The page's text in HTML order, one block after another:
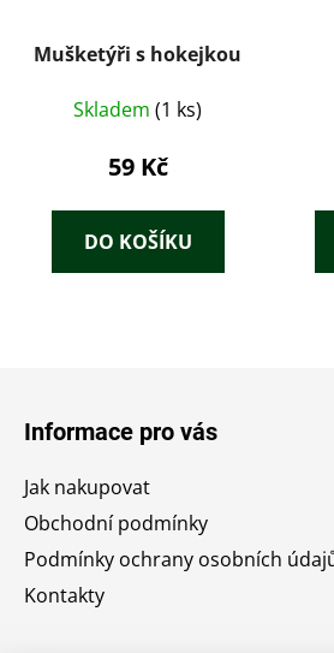
Mušketýři s hokejkou
Skladem (1 ks)
59 Kč
DO KOŠÍKU
Informace pro vás
Jak nakupovat
Obchodní podmínky
Podmínky ochrany osobních
Kontakty